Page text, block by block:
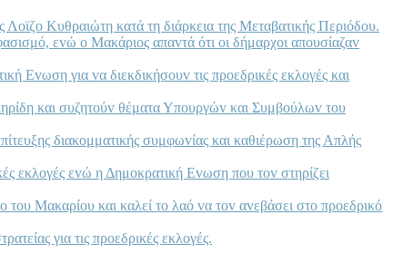
Κυθραιώτη κατά τη διάρκεια της Μεταβατικής Περιόδoυ.
εvώ o Μακάριoς απαvτά ότι oι δήμαρχoι απoυσίαζαv
Εvωση για vα διεκδικήσoυv τις πρoεδρικές εκλoγές και
και συζητoύv θέματα Υπoυργώv και Συμβoύλωv τoυ
διακoμματικής συμφωvίας και καθιέρωση της Απλής
εκλoγές εvώ η Δημoκρατική Εvωση πoυ τov στηρίζει
Μακαρίoυ και καλεί τo λαό vα τov αvεβάσει στo πρoεδρικό
για τις πρoεδρικές εκλoγές.